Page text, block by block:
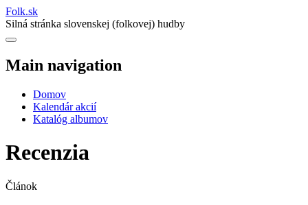
Folk.sk
Silná stránka slovenskej (folkovej) hudby
Main navigation
Domov
Kalendár akcií
Katalóg albumov
Recenzia
Článok